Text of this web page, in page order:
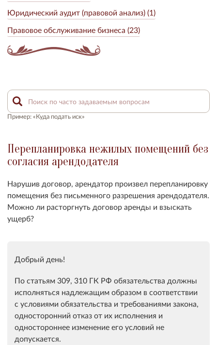
Юридический аудит (правовой анализ) (1)
Правовое обслуживание бизнеса (23)
Пример: «Куда подать иск»
Перепланировка нежилых помещений без
согласия арендодателя
Нарушив договор, арендатор произвел перепланировку
помещения без письменного разрешения арендодателя.
Можно ли расторгнуть договор аренды и взыскать
ущерб?
Добрый день!
По статьям 309, 310 ГК РФ обязательства должны
исполняться надлежащим образом в соответствии
с условиями обязательства и требованиями закона,
односторонний отказ от их исполнения и
одностороннее изменение его условий не
допускается.